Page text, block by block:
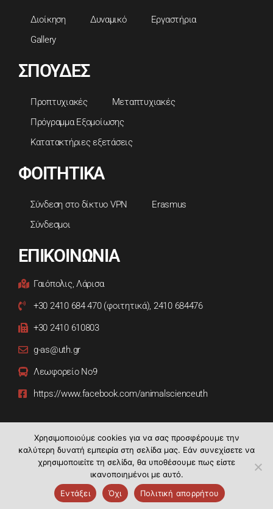
Διοίκηση Δυναμικό
Εργαστήρια
Gallery
ΣΠΟΥΔΕΣ
Προπτυχιακές
Μεταπτυχιακές
Πρόγραμμα Εξομοίωσης
Κατατακτήριες εξετάσεις
ΦΟΙΤΗΤΙΚΑ
Σύνδεση στο δίκτυο VPN
Erasmus
Σύνδεσμοι
ΕΠΙΚΟΙΝΩΝΙΑ
Γαιόπολις, Λάρισα
+30 2410 684 470 (φοιτητικά), 2410 684476
+30 2410 610803
g-as@uth.gr
Λεωφορείο Νο9
https://www.facebook.com/animalscienceuth
Τμήμα Επιστήμης Ζωικής Παραγωγής | Copyright © 2021.
Χρησιμοποιούμε cookies για να σας προσφέρουμε την
καλύτερη δυνατή εμπειρία στη σελίδα μας. Εάν συνεχίσετε να
χρησιμοποιείτε τη σελίδα, θα υποθέσουμε πως είστε
ικανοποιημένοι με αυτό.
Εντάξει
Όχι Πολιτική απορρήτου